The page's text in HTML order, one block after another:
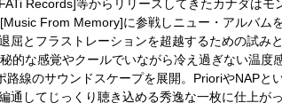
Records]等からリリースしてきたカナダはモ
From Memory]に参戦しニュー・アルバム
屈とフラストレーションを超越するための試み
的な感覚やクールでいながら冷え過ぎない温度
線のサウンドスケープを展開。PrioriやNAPと
通してじっくり聴き込める秀逸な一枚に仕上が